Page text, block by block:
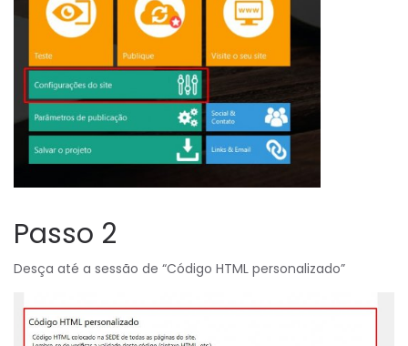
Passo 2
Desça até a sessão de “Código HTML personalizado”